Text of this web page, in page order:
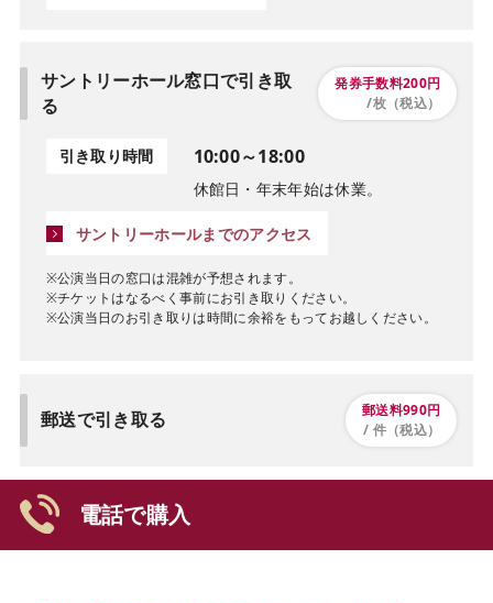
サントリーホール窓口で引き取
る
発券手数料200円
/枚（税込）
引き取り時間 10:00～18:00
休館日・年末年始は休業。
サントリーホールまでのアクセス
※公演当日の窓口は混雑が予想されます。
※チケットはなるべく事前にお引き取りください。
※公演当日のお引き取りは時間に余裕をもってお越しください。
郵送で引き取る
郵送料990円
/ 件（税込）
電話で購入